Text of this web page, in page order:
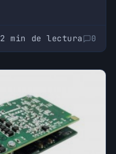
2 min de lectura 0